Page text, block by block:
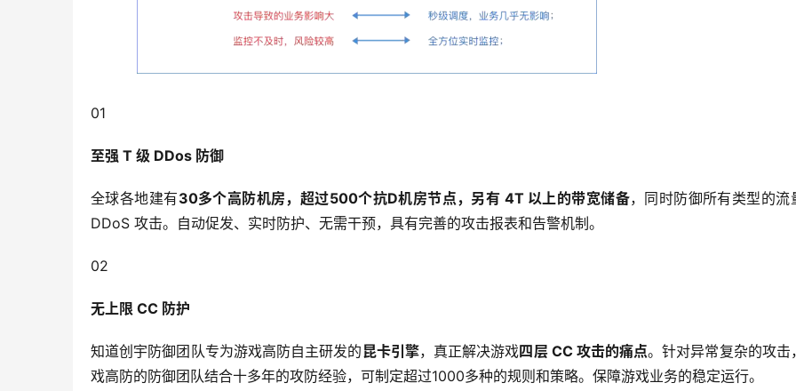
01
至强 T 级 DDos 防御
全球各地建有30多个高防机房，超过500个抗D机房节点，另有 4T 以上的带宽储备，同时防御所有类型的流
DDoS 攻击。自动促发、实时防护、无需干预，具有完善的攻击报表和告警机制。
02
无上限 CC 防护
知道创宇防御团队专为游戏高防自主研发的 昆卡引擎，真正解决游戏四层 CC 攻击的痛点。针对异常复杂的攻击
戏高防的防御团队结合十多年的攻防经验，可制定超过1000多种的规则和策略。保障游戏业务的稳定运行。